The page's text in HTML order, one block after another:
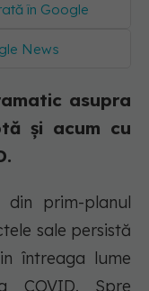
în Google
News
asupra
și acum cu
prim-planul
sale persistă
întreaga lume
COVID. Spre